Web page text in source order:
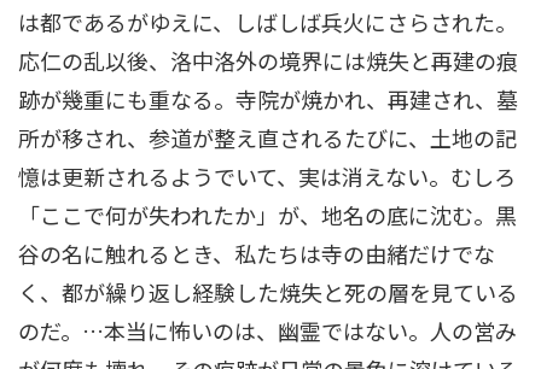
は都であるがゆえに、しばしば兵火にさらされた。
応仁の乱以後、洛中洛外の境界には焼失と再建の痕
跡が幾重にも重なる。寺院が焼かれ、再建され、墓
所が移され、参道が整え直されるたびに、土地の記
憶は更新されるようでいて、実は消えない。むしろ
「ここで何が失われたか」が、地名の底に沈む。黒
谷の名に触れるとき、私たちは寺の由緒だけでな
く、都が繰り返し経験した焼失と死の層を見ている
のだ。…本当に怖いのは、幽霊ではない。人の営み